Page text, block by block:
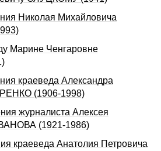
Николая Михайловича
Марине Ченгаровне
краеведа Александpа
(1906-1998)
журналиста Алексея
(1921-1986)
краеведа Анатолия Петровича